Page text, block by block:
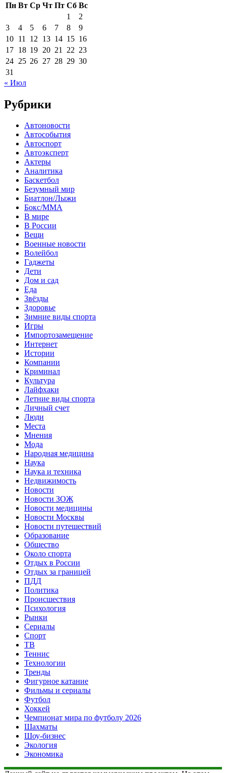
Пн Вт Ср Чт Пт Сб Вс
1
2
3
4 5 6 7 8
9
10 11 12 13 14 15 16
17 18 19 20 21 22 23
24 25 26 27 28 29 30
31
« Июл
Рубрики
Автоновости
Автособытия
Автоспорт
Автоэксперт
Актеры
Аналитика
Баскетбол
Безумный мир
Биатлон/Лыжи
Бокс/MMA
В мире
В России
Вещи
Военные новости
Волейбол
Гаджеты
Дети
Дом и сад
Еда
Звёзды
Здоровье
Зимние виды спорта
Игры
Импортозамещение
Интернет
Истории
Компании
Криминал
Культура
Лайфхаки
Летние виды спорта
Личный счет
Люди
Места
Мнения
Мода
Народная медицина
Наука
Наука и техника
Недвижимость
Новости
Новости ЗОЖ
Новости медицины
Новости Москвы
Новости путешествий
Образование
Общество
Около спорта
Отдых в России
Отдых за границей
ПДД
Политика
Происшествия
Психология
Рынки
Сериалы
Спорт
ТВ
Теннис
Технологии
Тренды
Фигурное катание
Фильмы и сериалы
Футбол
Хоккей
Чемпионат мира по футболу 2026
Шахматы
Шоу-бизнес
Экология
Экономика